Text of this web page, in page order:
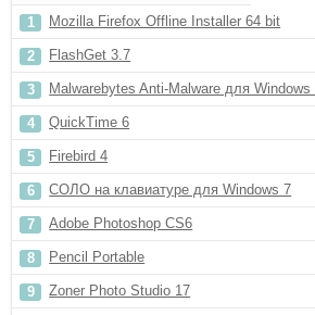
Mozilla Firefox Offline Installer 64 bit
FlashGet 3.7
Malwarebytes Anti-Malware для Windows
QuickTime 6
Firebird 4
СОЛО на клавиатуре для Windows 7
Adobe Photoshop CS6
Pencil Portable
Zoner Photo Studio 17